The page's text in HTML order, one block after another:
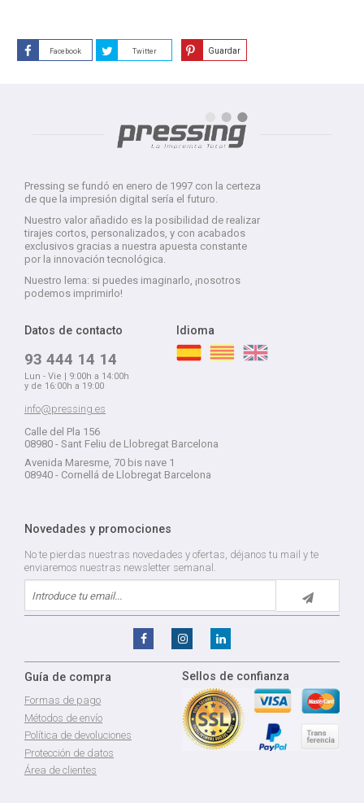
Facebook Twitter Guardar
Pressing se fundó en enero de 1997 con la certeza
de que la impresión digital sería el futuro.
Nuestro valor añadido es la posibilidad de realizar
tirajes cortos, personalizados, y con acabados
exclusivos gracias a nuestra apuesta constante
por la innovación tecnológica.
Nuestro lema: si puedes imaginarlo, ¡nosotros
podemos imprimirlo!
Datos de contacto
93 444 14 14
Lun - Vie | 9:00h a 14:00h
y de 16:00h a 19:00
info@pressing.es
Calle del Pla 156
08980 - Sant Feliu de Llobregat Barcelona
Avenida Maresme, 70 bis nave 1
08940 - Cornellá de Llobregat Barcelona
Idioma
Novedades y promociones
No te pierdas nuestras novedades y ofertas, déjanos tu mail y te
enviaremos nuestras newsletter semanal.
Guía de compra
Formas de pago
Métodos de envío
Política de devoluciones
Protección de datos
Área de clientes
Sellos de confianza